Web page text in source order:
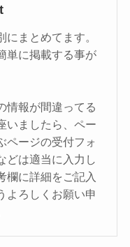
まとめてます。
単に掲載する事が
情報が間違ってる
いましたら、ペー
ページの受付フォ
どは適当に入力し
欄に詳細をご記入
よろしくお願い申